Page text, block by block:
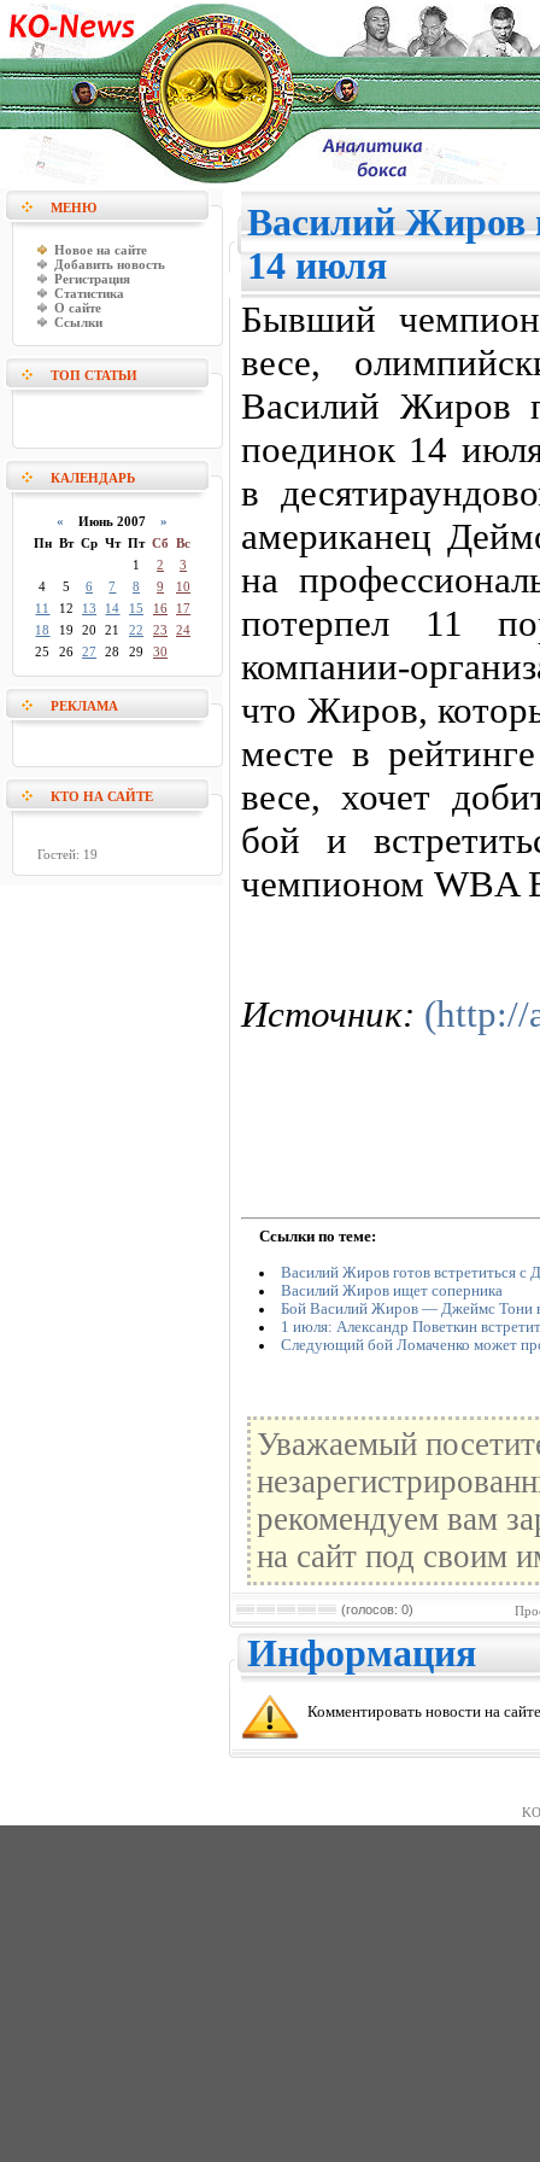
МЕНЮ
Новое на сайте
Добавить новость
Регистрация
Статистика
О сайте
Ссылки
ТОП СТАТЬИ
КАЛЕНДАРЬ
« Июнь 2007 »
Пн Вт Ср Чт Пт Сб Вс
1
2
3
4
5 6 7 8 9
10
11
12 13 14 15 16
17
18
19 20 21 22 23
24
25
26 27 28 29 30
РЕКЛАМА
КТО НА САЙТЕ
Гостей: 19
Василий Жиров
14 июля
Бывший
весе,
Василий Жиров
поединок 14
в
американец
на
потерпел 11
компании-
что Жиров,
месте в
весе, хочет
бой и
чемпионом WBA
Источник: (http://
Ссылки по теме:
Василий Жиров готов встретиться с
Василий Жиров ищет соперника
Бой Василий Жиров — Джеймс Тони
1 июля: Александр Поветкин
Следующий бой Ломаченко может
Уважаемый
рекомендуем вам
на сайт под своим
(голосов: 0)
Информация
Комментировать новости на